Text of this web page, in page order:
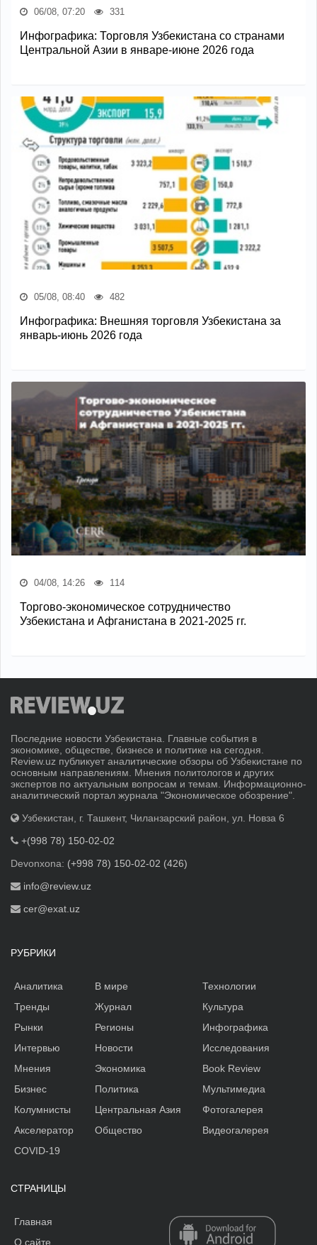
06/08, 07:20 331
Инфографика: Торговля Узбекистана со странами
Центральной Азии в январе-июне 2026 года
05/08, 08:40 482
Инфографика: Внешняя торговля Узбекистана за
январь-июнь 2026 года
04/08, 14:26 114
Торгово-экономическое сотрудничество
Узбекистана и Афганистана в 2021-2025 гг.
Последние новости Узбекистана. Главные события в
экономике, обществе, бизнесе и политике на сегодня.
Review.uz публикует аналитические обзоры об Узбекистане по
основным направлениям. Мнения политологов и других
экспертов по актуальным вопросам и темам. Информационно-
аналитический портал журнала "Экономическое обозрение".
Узбекистан, г. Ташкент, Чиланзарский район, ул. Новза 6
+(998 78) 150-02-02
Devonxona: (+998 78) 150-02-02 (426)
info@review.uz
cer@exat.uz
РУБРИКИ
Аналитика
Тренды
Рынки
Интервью
Мнения
Бизнес
Колумнисты
Акселератор
В мире
Журнал
Регионы
Новости
Экономика
Политика
Центральная Азия
Общество
Технологии
Культура
Инфографика
Исследования
Book Review
Мультимедиа
Фотогалерея
Видеогалерея
COVID-19
СТРАНИЦЫ
Главная
О сайте